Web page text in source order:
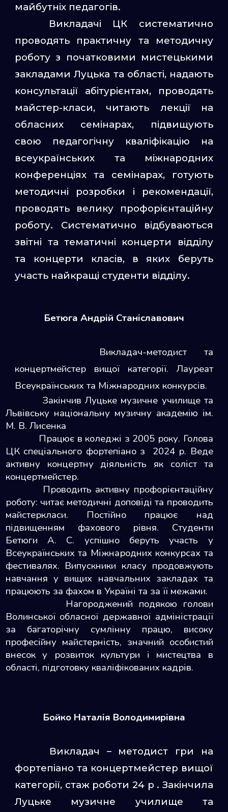
майбутніх педагогів.
Викладачі ЦК систематично
проводять практичну та методичну
роботу з початковими мистецькими
закладами Луцька та області, надають
консультації абітурієнтам, проводять
майстер-класи, читають лекції на
обласних семінарах, підвищують
свою педагогічну кваліфікацію на
всеукраїнських та міжнародних
конференціях та семінарах, готують
методичні розробки і рекомендації,
проводять велику профорієнтаційну
роботу. Систематично відбуваються
звітні та тематичні концерти відділу
та концерти класів, в яких беруть
участь найкращі студенти відділу.
Бетюга Андрій Станіславович
Викладач-методист та
концертмейстер вищої категорії. Лауреат
Всеукраїнських та Міжнародних конкурсів.
Закінчив Луцьке музичне училище та
Львівську національну музичну академію ім.
М. В. Лисенка
Працює в коледжі з 2005 року. Голова
ЦК спеціального фортепіано з 2024 р. Веде
активну концертну діяльність як соліст та
концертмейстер.
Проводить активну профорієнтаційну
роботу: читає методичні доповіді та проводить
майстеркласи. Постійно працює над
підвищенням фахового рівня. Студенти
Бетюги А. С. успішно беруть участь у
Всеукраїнських та Міжнародних конкурсах та
фестивалях. Випускники класу продовжують
навчання у вищих навчальних закладах та
працюють за фахом в Україні та за її межами.
Нагороджений подякою голови
Волинської обласної державної адміністрації
за багаторічну сумлінну працю, високу
професійну майстерність, значний особистий
внесок у розвиток культури і мистецтва в
області, підготовку кваліфікованих кадрів.
Бойко Наталія Володимирівна
Викладач – методист гри на
фортепіано та концертмейстер вищої
категорії, стаж роботи 24 р . Закінчила
Луцьке музичне училище та